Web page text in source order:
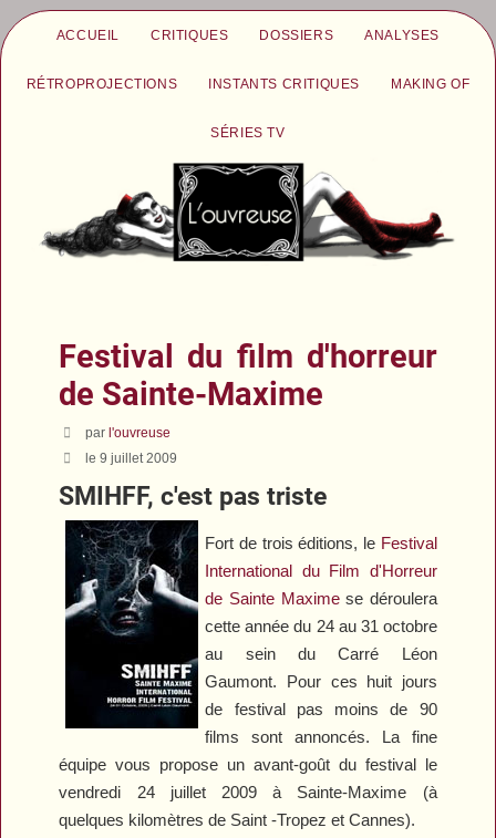
ACCUEIL CRITIQUES DOSSIERS ANALYSES
RÉTROPROJECTIONS INSTANTS CRITIQUES MAKING OF
SÉRIES TV
Festival du film d'horreur
de Sainte-Maxime
parl'ouvreuse
le 9 juillet 2009
SMIHFF, c'est pas triste
Fort de trois éditions, le Festival
International du Film d'Horreur
de Sainte Maximese déroulera
cette année du 24 au 31 octobre
au sein du Carré Léon
Gaumont. Pour ces huit jours
de festival pas moins de 90
films sont annoncés. La fine
équipe vous propose un avant-goût du festival le
vendredi 24 juillet 2009 à Sainte-Maxime (à
quelques kilomètres de Saint -Tropez et Cannes).